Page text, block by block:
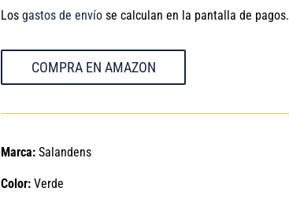
199.00
Los gastos de envío se calculan en la pantalla de pagos.
COMPRA EN AMAZON
Marca: Salandens
Color: Verde